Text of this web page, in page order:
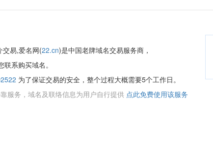
交易,爱名网(22.cn)是中国老牌域名交易服务商，
联系购买域名。
为了保证交易的安全，整个过程大概需要5个工作日。
服务，域名及联络信息为用户自行提供 点此免费使用该服务